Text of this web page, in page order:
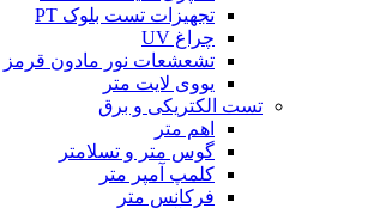
تجهیزات تست بلوک PT
چراغ UV
تشعشعات نور مادون قرمز
یووی لایت متر
تست الکتریکی و برق
اهم متر
گوس متر و تسلامتر
کلمپ آمپر متر
فرکانس متر